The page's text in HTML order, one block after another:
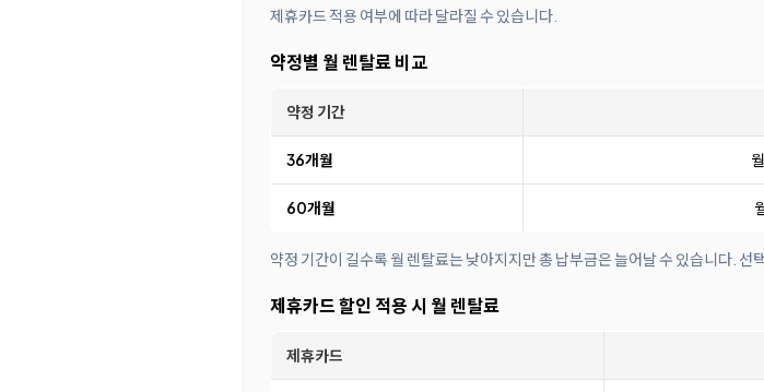
제휴카드 적용 여부에 따라 달라질 수 있습니다.
약정별 월 렌탈료 비교
약정 기간
36개월
60개월
약정 기간이 길수록 월 렌탈료는 낮아지지만 총 납부금은 늘어날 수 있습니다. 선
제휴카드 할인 적용 시 월 렌탈료
제휴카드